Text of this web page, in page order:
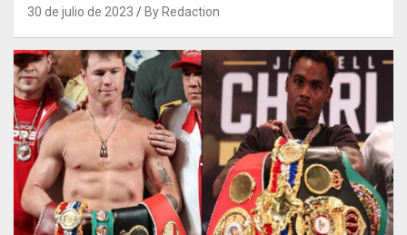
30 de julio de 2023 By Redaction